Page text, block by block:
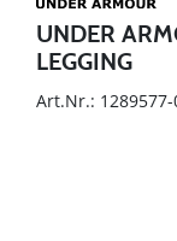
UNDER
LEGGING
Art.Nr.: 1289577-